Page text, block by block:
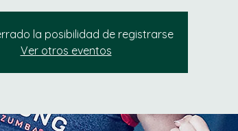
la posibilidad de registrarse
Ver otros eventos